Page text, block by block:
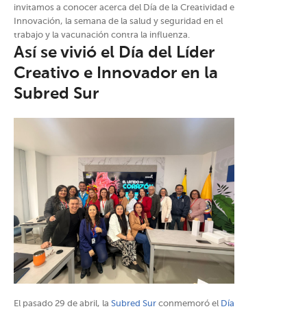
invitamos a conocer acerca del Día de la Creatividad e
Innovación, la semana de la salud y seguridad en el
trabajo y la vacunación contra la influenza.
Así se vivió el Día del Líder
Creativo e Innovador en la
Subred Sur
El pasado 29 de abril, la Subred Sur conmemoró el Día